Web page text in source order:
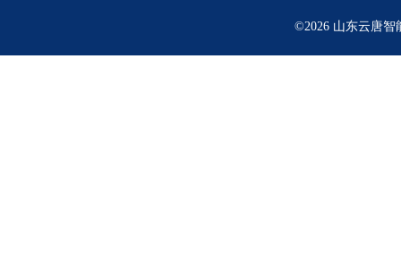
©2026 山东云唐